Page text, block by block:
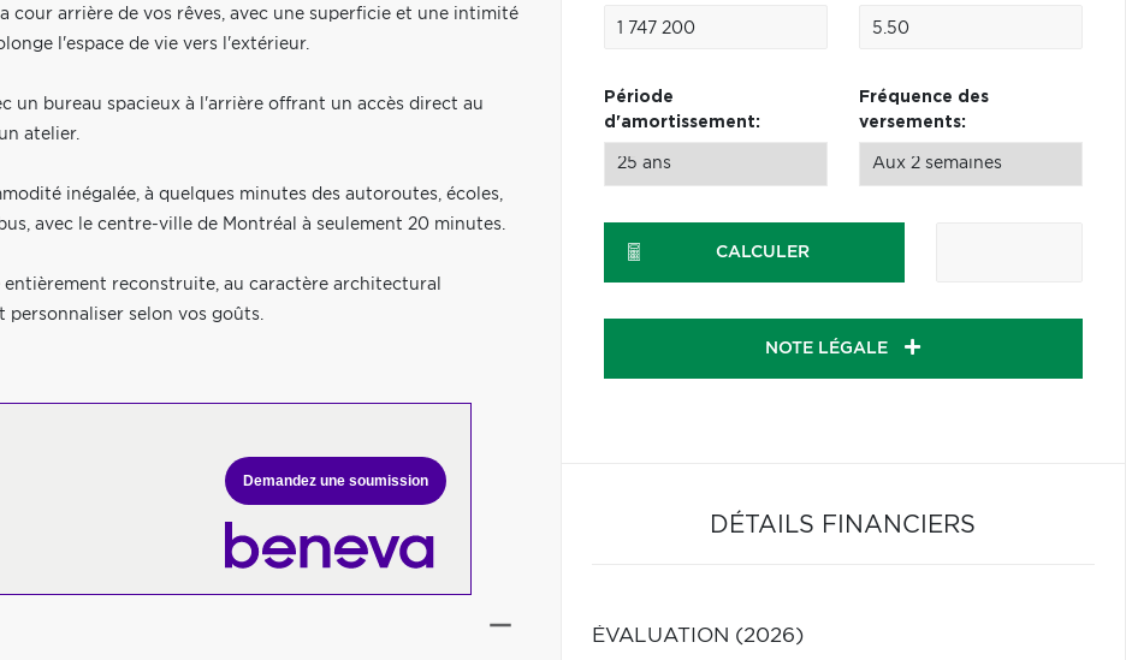
cour arrière de vos rêves, avec une superficie et une intimité
l'espace de vie vers l'extérieur.
un bureau spacieux à l'arrière offrant un accès direct au
atelier.
inégalée, à quelques minutes des autoroutes, écoles,
avec le centre-ville de Montréal à seulement 20 minutes.
reconstruite, au caractère architectural
selon vos goûts.
Demandez une soumission
Période
d'amortissement:
Fréquence des
versements:
CALCULER
NOTE LÉGALE
DÉTAILS FINANCIERS
ÉVALUATION (2026)